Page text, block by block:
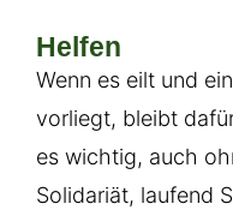
Helfen
Wenn es eilt und
vorliegt, bleibt
es wichtig, auch
Solidariät, laufend